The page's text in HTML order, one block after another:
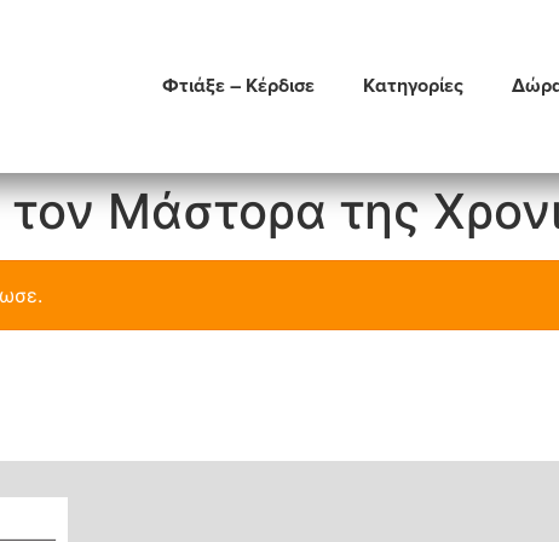
Φτιάξε – Κέρδισε Κατηγορίες
Μάστορα της